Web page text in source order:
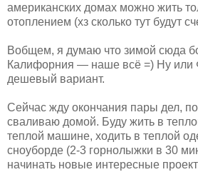
американских домах можно жить
отоплением (хз сколько тут будут
Вобщем, я думаю что зимой сюда
Калифорния — наше всё =) Ну или
дешевый вариант.
Сейчас жду окончания пары дел,
сваливаю домой. Буду жить в
теплой машине, ходить в теплой
сноуборде (2-3 горнолыжки в 30
начинать новые интересные